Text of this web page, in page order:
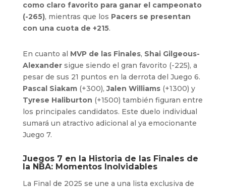
como claro favorito para ganar el campeonato
(-265), mientras que los Pacers se presentan
con una cuota de +215.
En cuanto al MVP de las Finales, Shai Gilgeous-
Alexandersigue siendo el gran favorito (-225), a
pesar de sus 21 puntos en la derrota del Juego 6.
Pascal Siakam(+300),Jalen Williams(+1300) y
Tyrese Haliburton (+1500) también figuran entre
los principales candidatos. Este duelo individual
sumará un atractivo adicional al ya emocionante
Juego 7.
Juegos 7 en la Historia de las Finales de
la NBA: Momentos Inolvidables
La Final de 2025 se une a una lista exclusiva de